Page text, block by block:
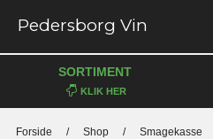
Pedersborg Vin
SORTIMENT
Forside / Shop / Smagekasse